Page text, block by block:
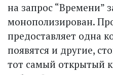
на запрос “Времени”
монополизирован.
предоставляет одна
появятся и другие,
тот самый открытый